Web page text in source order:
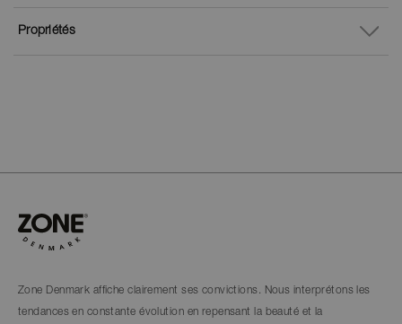
Propriétés
Zone Denmark affiche clairement ses convictions. Nous interprétons les
tendances en constante évolution en repensant la beauté et la